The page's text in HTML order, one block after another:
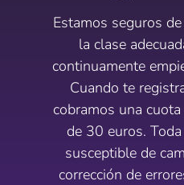
Estamos seguros
la clase
continuamente
Cuando te
cobramos una
de 30 euros.
susceptible de
corrección de